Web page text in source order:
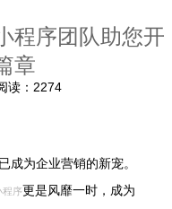
程序团队助您开
章
读：2274
成为企业营销的新宠。
程序更是风靡一时，成为